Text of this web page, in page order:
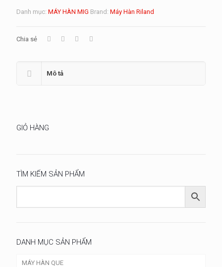
Danh mục: MÁY HÀN MIG Brand: Máy Hàn Riland
Chia sẻ
Mô tả
GIỎ HÀNG
TÌM KIẾM SẢN PHẨM
DANH MỤC SẢN PHẨM
MÁY HÀN QUE